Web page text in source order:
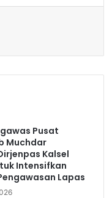
Pusat
Muchdar
Kalsel
Intensifkan
Lapas